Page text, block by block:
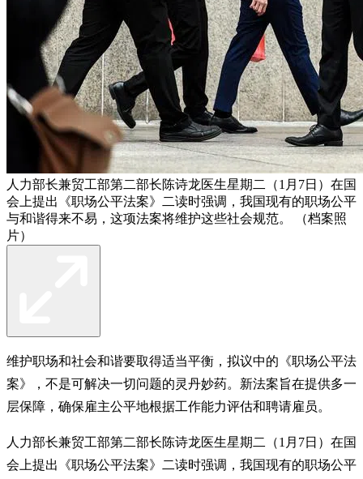
人力部长兼贸工部第二部长陈诗龙医生星期二（1月7日）在国
会上提出《职场公平法案》二读时强调，我国现有的职场公平
与和谐得来不易，这项法案将维护这些社会规范。 （档案照
片）
维护职场和社会和谐要取得适当平衡，拟议中的《职场公平法
案》，不是可解决一切问题的灵丹妙药。新法案旨在提供多一
层保障，确保雇主公平地根据工作能力评估和聘请雇员。
人力部长兼贸工部第二部长陈诗龙医生星期二（1月7日）在国
会上提出《职场公平法案》二读时强调，我国现有的职场公平